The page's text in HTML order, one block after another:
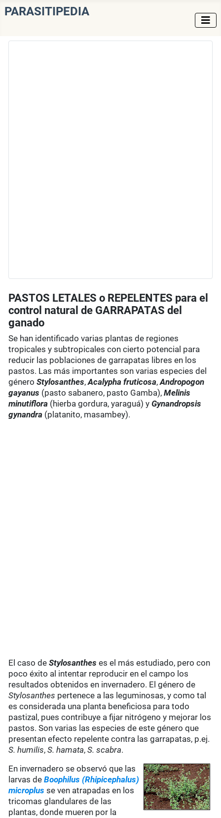
PARASITIPEDIA
PASTOS LETALES o REPELENTES para el
control natural de GARRAPATAS del
ganado
Se han identificado varias plantas de regiones
tropicales y subtropicales con cierto potencial para
reducir las poblaciones de garrapatas libres en los
pastos. Las más importantes son varias especies del
géneroStylosanthes,Acalypha fruticosa,Andropogon
gayanus (pasto sabanero, pasto Gamba),Melinis
minutiflora (hierba gordura, yaraguá) yGynandropsis
gynandra (platanito, masambey).
El caso deStylosanthes es el más estudiado, pero con
poco éxito al intentar reproducir en el campo los
resultados obtenidos en invernadero. El género de
Stylosanthes pertenece a las leguminosas, y como tal
es considerada una planta beneficiosa para todo
pastizal, pues contribuye a fijar nitrógeno y mejorar los
pastos. Son varias las especies de este género que
presentan efecto repelente contra las garrapatas, p.ej.
S. humilis,S. hamata,S. scabra.
En invernadero se observó que las
larvas deBoophilus (Rhipicephalus)
microplus se ven atrapadas en los
tricomas glandulares de las
plantas, donde mueren por la